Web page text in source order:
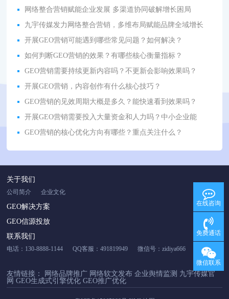
网络整合营销赋能企业发展 多渠道协同破解增长困局
九宇传媒发力网络整合营销，多维布局赋能品牌全域增长
开展GEO营销可能遇到哪些常见问题？如何解决？
如何判断GEO营销的效果？有哪些核心衡量指标？
GEO营销需要持续更新内容吗？不更新会影响效果吗？
开展GEO营销，内容创作有什么核心技巧？
GEO营销的见效周期大概是多久？能快速看到效果吗？
开展GEO营销需要投入大量资金和人力吗？中小企业能
GEO营销的核心优化方向有哪些？重点关注什么？
关于我们
公司简介 企业文化
GEO解决方案
GEO信源投放
联系我们
电话：130-8888-1144 QQ客服：491819949 微信号：zidiya666
友情链接： 网络品牌推广 网络软文发布企业舆情监测 九宇传媒官
网GEO生成式引擎优化GEO推广优化
在线咨询
免费通话
微信联系